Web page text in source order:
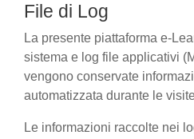
File di Log
La presente piattaforma e-
sistema e log file applicativi
vengono conservate
automatizzata durante le
Le informazioni raccolte nei